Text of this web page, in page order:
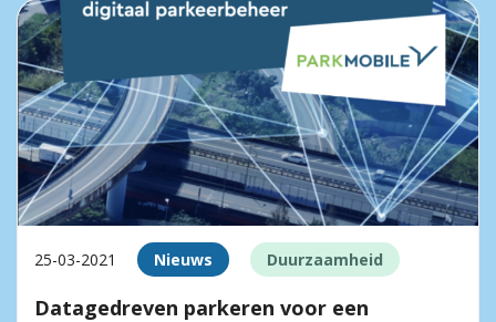
25-03-2021 Nieuws Duurzaamheid
Datagedreven parkeren voor een